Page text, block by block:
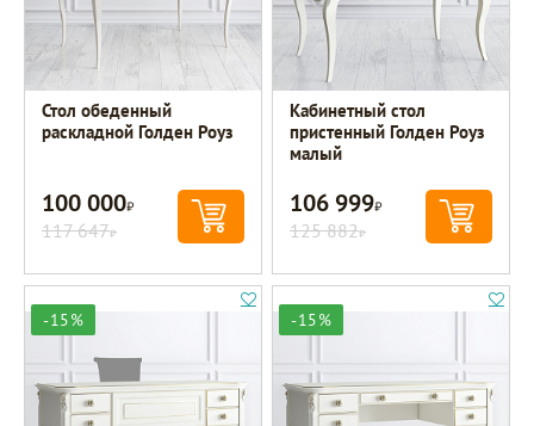
Стол обеденный
раскладной Голден Роуз
100 000Р
117 647Р
Кабинетный стол
пристенный Голден Роуз
малый
106 999Р
125 882Р
-15% -15%